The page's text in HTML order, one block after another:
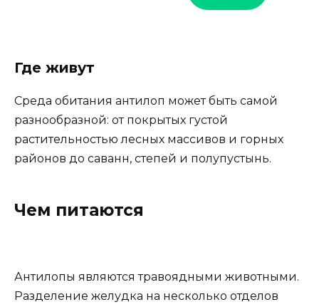
Где живут
Среда обитания антилоп может быть самой
разнообразной: от покрытых густой
растительностью лесных массивов и горных
районов до саванн, степей и полупустынь.
Чем питаются
Антилопы являются травоядными животными.
Разделение желудка на несколько отделов